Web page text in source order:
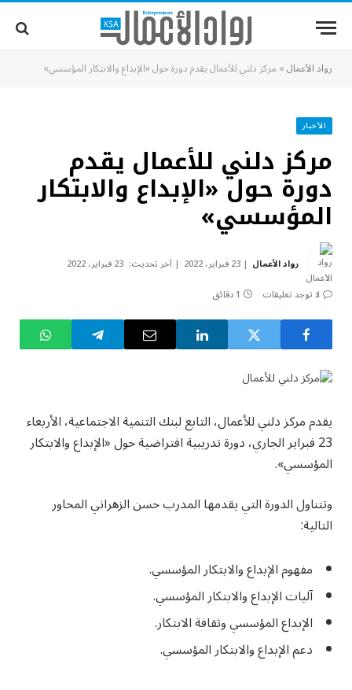
رواد الأعمال» مركز دلني للأعمال يقدم دورة حول «الإبداع والابتكار المؤسسي»
الأخبار
مركز دلني للأعمال يقدم
دورة حول «الإبداع والابتكار
المؤسسي»
رواد الأعمال 23 فبراير، 2022 آخر تحديث: 23 فبراير، 2022
لا توجد تعليقات
1 دقائق
يقدم مركز دلني للأعمال، التابع لبنك التنمية الاجتماعية، الأربعاء
23 فبراير الجاري، دورة تدريبية افتراضية حول «الإبداع والابتكار
المؤسسي».
وتتناول الدورة التي يقدمها المدرب حسن الزهراني المحاور
التالية:
مفهوم الإبداع والابتكار المؤسسي.
آليات الإبداع والابتكار المؤسسي.
الإبداع المؤسسي وثقافة الابتكار.
دعم الإبداع والابتكار المؤسسي.